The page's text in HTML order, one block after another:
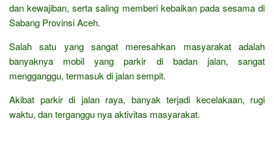
dan kewajiban, serta saling memberi kebaikan pada sesama di
Sabang Provinsi Aceh.
Salah satu yang sangat meresahkan masyarakat adalah
banyaknya mobil yang parkir di badan jalan, sangat
mengganggu, termasuk di jalan sempit.
Akibat parkir di jalan raya, banyak terjadi kecelakaan, rugi
waktu, dan terganggu nya aktivitas masyarakat.